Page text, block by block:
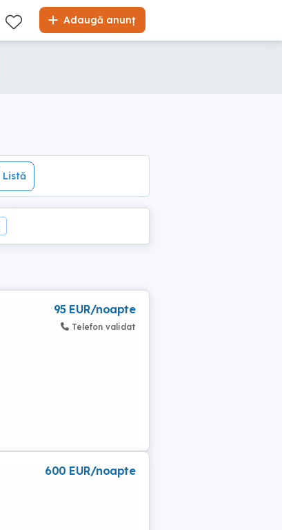
Adaugă anunț
Listă
Listă
95 EUR/noapte
Telefon validat
600 EUR/noapte